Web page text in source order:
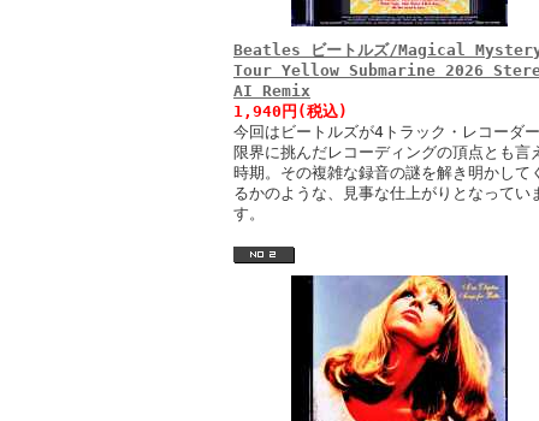
Beatles ビートルズ/Magical
Tour Yellow Submarine 2026
AI Remix
1,940円(税込)
今回はビートルズが4トラック・レコーダ
限界に挑んだレコーディングの頂点とも言
時期。その複雑な録音の謎を解き明かして
るかのような、見事な仕上がりとなってい
す。